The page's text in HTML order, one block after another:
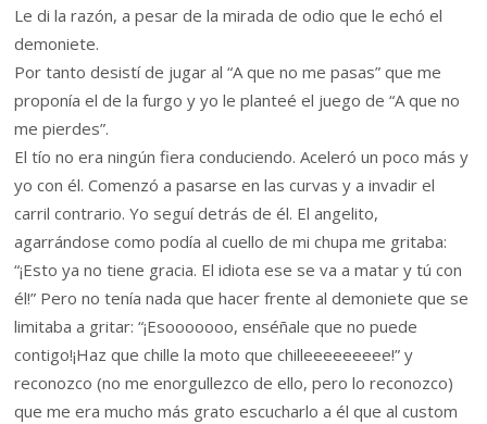
Le di la razón, a pesar de la mirada de odio que le echó el
demoniete.
Por tanto desistí de jugar al “A que no me pasas” que me
proponía el de la furgo y yo le planteé el juego de “A que no
me pierdes”.
El tío no era ningún fiera conduciendo. Aceleró un poco más y
yo con él. Comenzó a pasarse en las curvas y a invadir el
carril contrario. Yo seguí detrás de él. El angelito,
agarrándose como podía al cuello de mi chupa me gritaba:
“¡Esto ya no tiene gracia. El idiota ese se va a matar y tú con
él!” Pero no tenía nada que hacer frente al demoniete que se
limitaba a gritar: “¡Esooooooo, enséñale que no puede
contigo!¡Haz que chille la moto que chilleeeeeeeee!” y
reconozco (no me enorgullezco de ello, pero lo reconozco)
que me era mucho más grato escucharlo a él que al custom